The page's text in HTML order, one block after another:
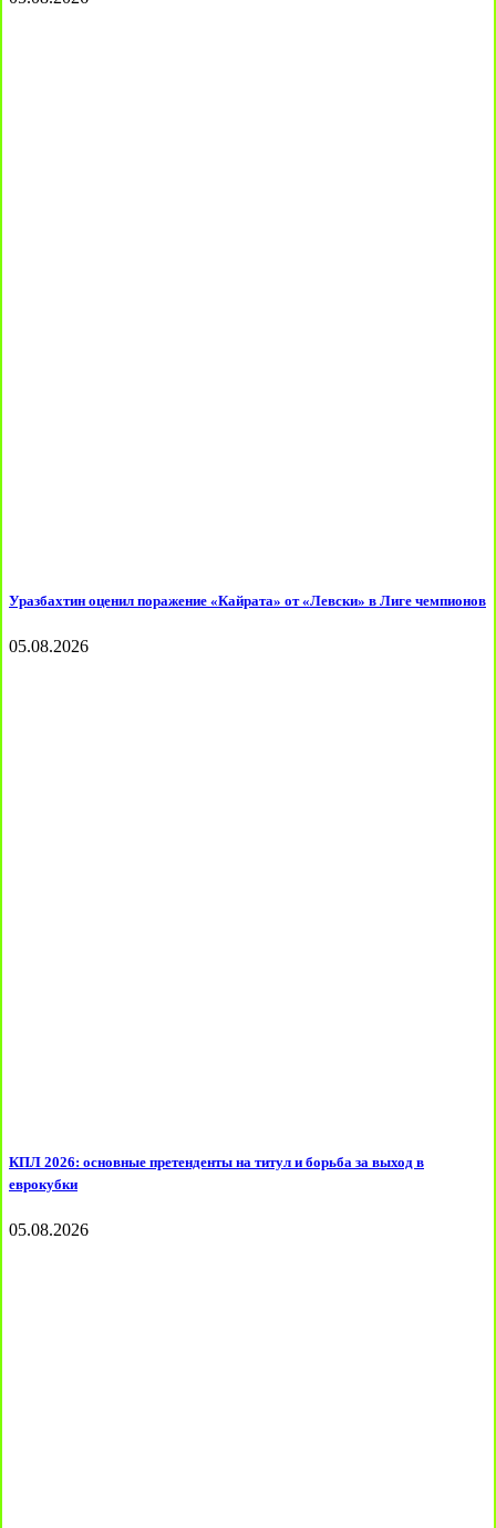
Уразбахтин оценил поражение «Кайрата» от «Левски» в Лиге чемпионов
05.08.2026
КПЛ 2026: основные претенденты на титул и борьба за выход в
еврокубки
05.08.2026